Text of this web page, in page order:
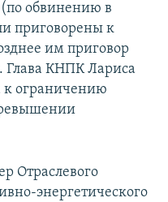
обвинению в
приговорены к
им приговор
Глава КНПК Лариса
к ограничению
Отраслевого
энергетического